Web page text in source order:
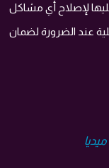
عليها لإصلاح أي مشاكل
عند الضرورة لضمان